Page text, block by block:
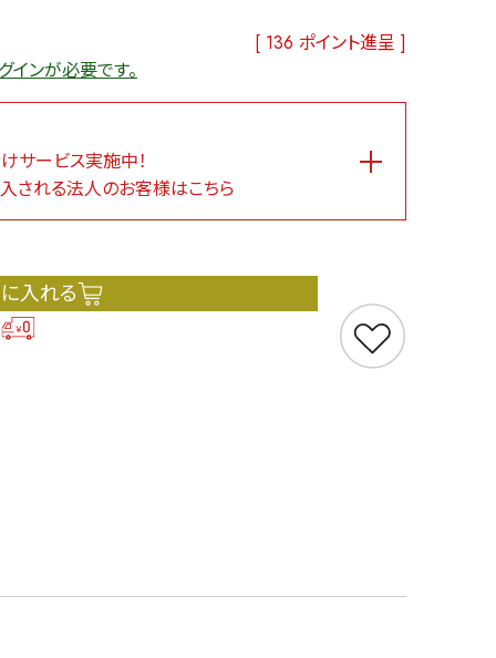
[ 136 ポイント進呈 ]
ンが必要です。
サービス実施中！
される法人のお客様はこちら
入れる